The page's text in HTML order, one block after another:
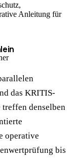
Anleitung für
das KRITIS-
denselben
operative
bis